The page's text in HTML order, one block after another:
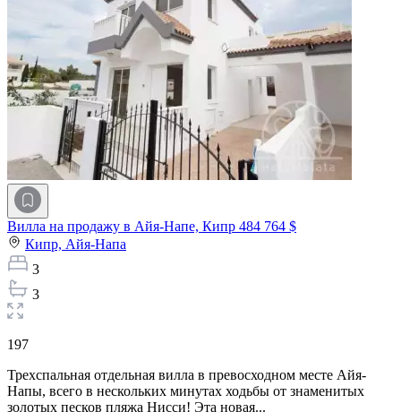
Вилла на продажу в Айя-Напе, Кипр 484 764 $
Кипр, Айя-Напа
3
3
197
Трехспальная отдельная вилла в превосходном месте Айя-
Напы, всего в нескольких минутах ходьбы от знаменитых
золотых песков пляжа Нисси! Эта новая...